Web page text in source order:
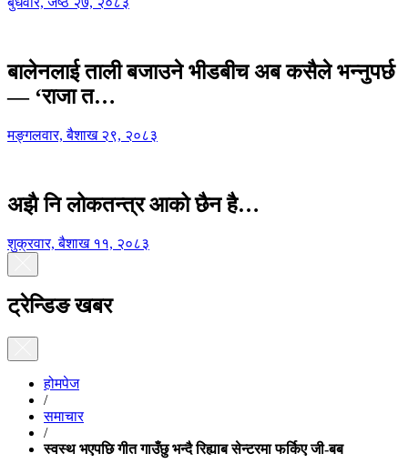
बालेनलाई ताली बजाउने भीडबीच अब कसैले भन्नुपर्छ
— ‘राजा त…
मङ्गलवार, बैशाख २९, २०८३
अझै नि लोकतन्त्र आको छैन है…
शुक्रवार, बैशाख ११, २०८३
ट्रेन्डिङ खबर
होमपेज
/
समाचार
/
स्वस्थ भएपछि गीत गाउँछु भन्दै रिह्याब सेन्टरमा फर्किए जी-बब